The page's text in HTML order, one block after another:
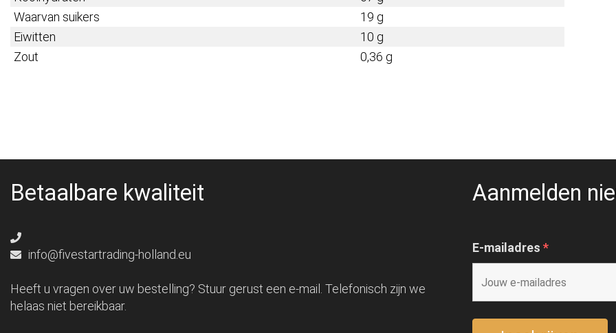
Waarvan suikers
19 g
Eiwitten
10 g
Zout
0,36 g
Betaalbare kwaliteit
info@fivestartrading-holland.eu
Heeft u vragen over uw bestelling? Stuur gerust een e-mail. Telefonisch zijn we
helaas niet bereikbaar.
Aanmelden
E-mailadres *